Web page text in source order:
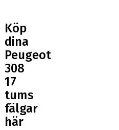
Köp
dina
Peugeot
308
17
tums
fälgar
här